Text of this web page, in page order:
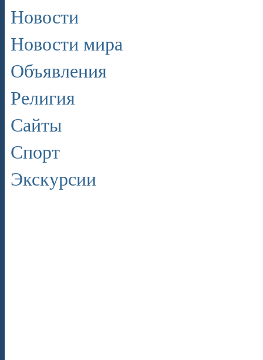
Новости
Новости мира
Объявления
Религия
Сайты
Спорт
Экскурсии